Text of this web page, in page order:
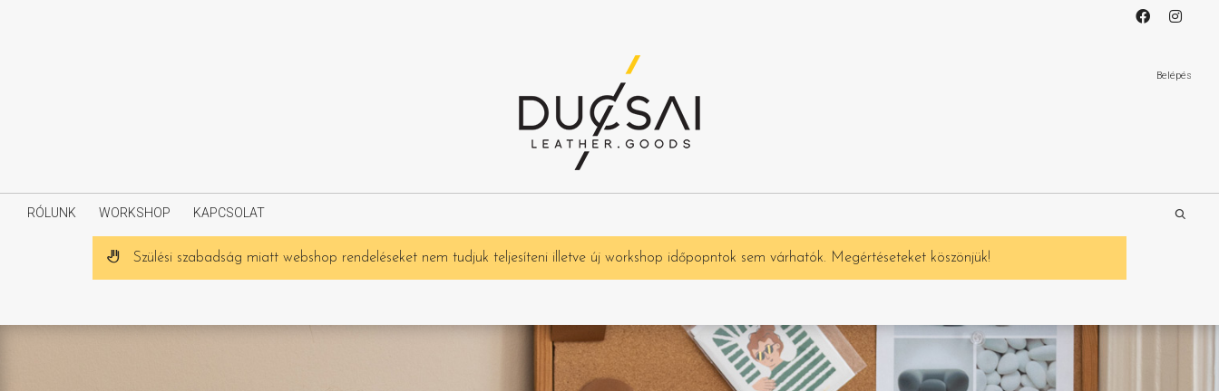
Belépés
RÓLUNK WORKSHOP KAPCSOLAT
Szülési szabadság miatt webshop rendeléseket nem tudjuk teljesíteni illetve új workshop időpopntok sem várhatók. Megértéseteket köszönjük!